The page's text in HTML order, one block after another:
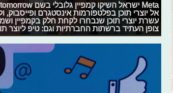
אל יוצרי תוכן בפלטפורמות אינסטגרם ופייסבוק,
עשרת יוצרי תוכן שנבחרו לקחת חלק בקמפיין
צופן העתיד ברשתות החברתיות וגם: טיפ ליוצר